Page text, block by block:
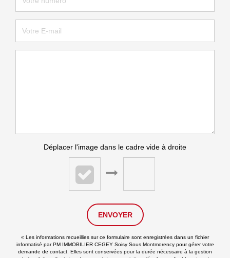
Déplacer l'image dans le cadre vide à droite
ENVOYER
« Les informations recueillies sur ce formulaire sont enregistrées dans un fichier
informatisé par PM IMMOBILIER CEGEY Soisy Sous Montmorency pour gérer votre
demande de contact. Elles sont conservées pour la durée nécessaire à la gestion